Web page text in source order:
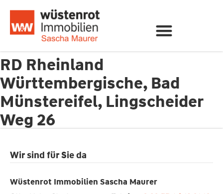
Wir sind für Sie da
Wüstenrot Immobilien Sascha Maurer
RD Rheinland
Württembergische, Bad
Münstereifel, Lingscheider
Weg 26